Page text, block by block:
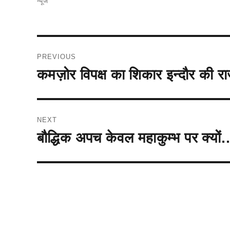
navigation
PREVIOUS
Previous
कमज़ोर विपक्ष का शिकार इन्दौर की
NEXT
Next
post:
बौद्धिक अपच केवल महाकुम्भ पर